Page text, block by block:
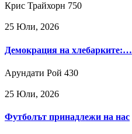
Крис Трайхорн 750
25 Юли, 2026
Демокрация на хлебарките:…
Арундати Рой 430
25 Юли, 2026
Футболът принадлежи на нас